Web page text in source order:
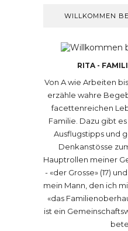
WILLKOMMEN
RITA -
Von A wie Arbeiten
erzähle wahre
facettenreichen
Familie. Dazu gibt
Ausflugstipps und
Denkanstösse
Hauptrollen meiner
- «der Grosse» (17)
mein Mann, den ich
«das
ist ein